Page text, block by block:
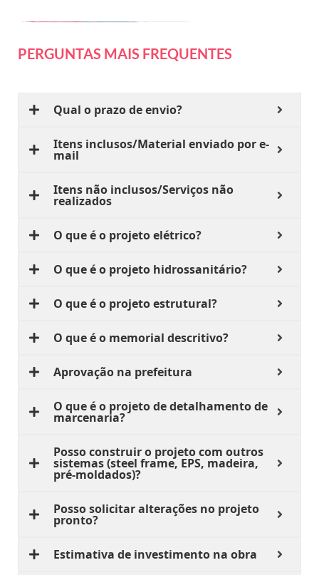
PERGUNTAS MAIS FREQUENTES
Qual o prazo de envio?
Itens inclusos/Material enviado por e-
mail
Itens não inclusos/Serviços não
realizados
O que é o projeto elétrico?
O que é o projeto hidrossanitário?
O que é o projeto estrutural?
O que é o memorial descritivo?
Aprovação na prefeitura
O que é o projeto de detalhamento de
marcenaria?
Posso construir o projeto com outros
sistemas (steel frame, EPS, madeira,
pré-moldados)?
Posso solicitar alterações no projeto
pronto?
Estimativa de investimento na obra